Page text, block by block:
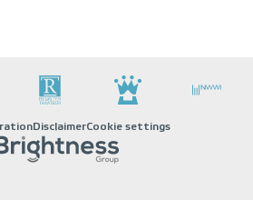
DisclaimerCookie settings